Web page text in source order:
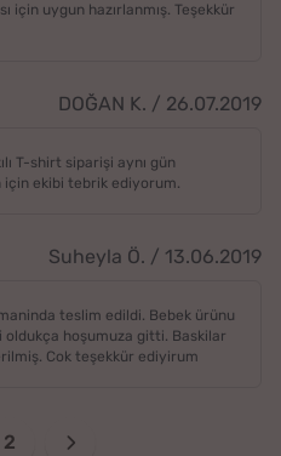
için uygun hazırlanmış. Teşekkür
DOĞAN K. / 26.07.2019
T-shirt siparişi aynı gün
için ekibi tebrik ediyorum.
Suheyla Ö. / 13.06.2019
teslim edildi. Bebek ürünu
hoşumuza gitti. Baskilar
Cok teşekkür ediyirum
2